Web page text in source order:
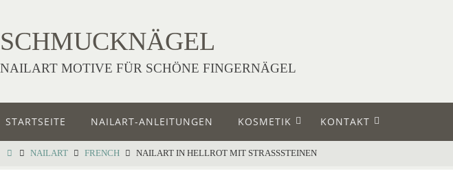
SCHMUCKNÄGEL
NAILART MOTIVE FÜR SCHÖNE FINGERNÄGEL
STARTSEITE NAILART-ANLEITUNGEN KOSMETIK KONTAKT
NAILART FRENCH NAILART IN HELLROT MIT STRASSSTEINEN